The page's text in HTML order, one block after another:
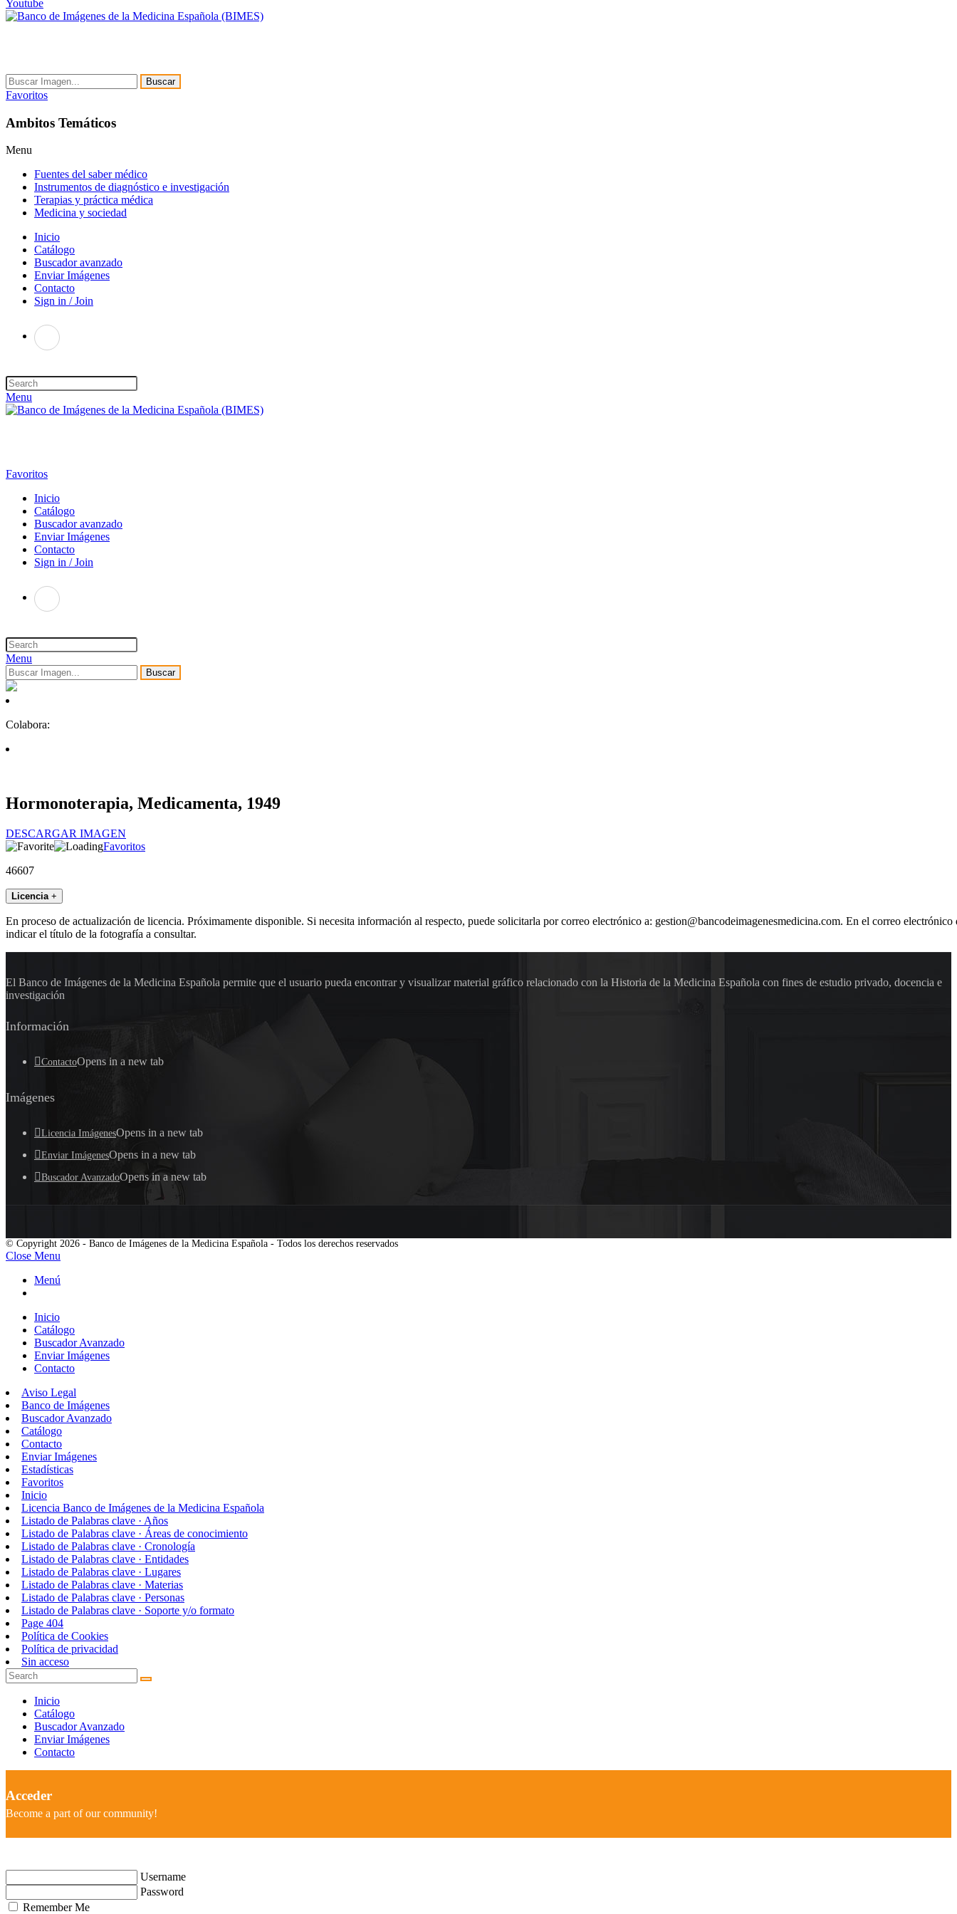
Youtube
Buscar
Favoritos
Ambitos Temáticos
Menu
Fuentes del saber médico
Instrumentos de diagnóstico e investigación
Terapias y práctica médica
Medicina y sociedad
Inicio
Catálogo
Buscador avanzado
Enviar Imágenes
Contacto
Sign in / Join
Menu
Favoritos
Inicio
Catálogo
Buscador avanzado
Enviar Imágenes
Contacto
Sign in / Join
Menu
Buscar
Colabora:
Hormonoterapia, Medicamenta, 1949
DESCARGAR IMAGEN
Favoritos
46607
Licencia +
En proceso de actualización de licencia. Próximamente disponible. Si necesita información al respecto, puede solicitarla por correo electrónico a: gestion@bancodeimagenesmedicina.com. En el correo electrónico
indicar el título de la fotografía a consultar.
El Banco de Imágenes de la Medicina Española permite que el usuario pueda encontrar y visualizar material gráfico relacionado con la Historia de la Medicina Española con fines de estudio privado, docencia e
investigación
Información
ContactoOpens in a new tab
Imágenes
Licencia ImágenesOpens in a new tab
Enviar ImágenesOpens in a new tab
Buscador AvanzadoOpens in a new tab
© Copyright 2026 - Banco de Imágenes de la Medicina Española - Todos los derechos reservados
Close Menu
Menú
Inicio
Catálogo
Buscador Avanzado
Enviar Imágenes
Contacto
Aviso Legal
Banco de Imágenes
Buscador Avanzado
Catálogo
Contacto
Enviar Imágenes
Estadísticas
Favoritos
Inicio
Licencia Banco de Imágenes de la Medicina Española
Listado de Palabras clave · Años
Listado de Palabras clave · Áreas de conocimiento
Listado de Palabras clave · Cronología
Listado de Palabras clave · Entidades
Listado de Palabras clave · Lugares
Listado de Palabras clave · Materias
Listado de Palabras clave · Personas
Listado de Palabras clave · Soporte y/o formato
Page 404
Política de Cookies
Política de privacidad
Sin acceso
Inicio
Catálogo
Buscador Avanzado
Enviar Imágenes
Contacto
Acceder
Become a part of our community!
Username
Password
Remember Me